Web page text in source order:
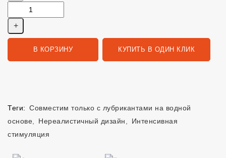
В КОРЗИНУ КУПИТЬ В ОДИН КЛИК
Теги: Совместим только с лубрикантами на водной
основе
Нереалистичный дизайн
Интенсивная
стимуляция